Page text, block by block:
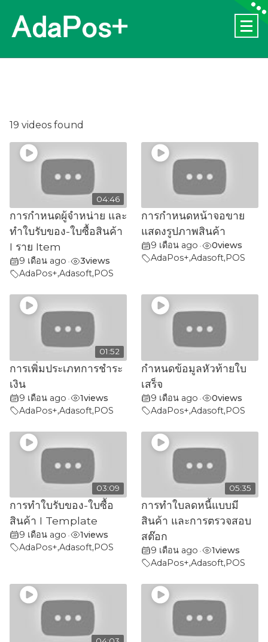
content
19 videos found
04:46
การกำหนดผู้จำหน่าย และ
ทำใบรับของ-ใบซื้อสินค้า
I ราย Item
9 เดือน ago • 3views
AdaPos+,Adasoft,POS
การกำหนดหน้าจอขาย
แสดงรูปภาพสินค้า
9 เดือน ago • 0views
AdaPos+,Adasoft,POS
01:52
การเพิ่มประเภทการชำระ
เงิน
9 เดือน ago • 1views
AdaPos+,Adasoft,POS
กำหนดข้อมูลหัวท้ายใบ
เสร็จ
9 เดือน ago • 0views
AdaPos+,Adasoft,POS
03:09
การทำใบรับของ-ใบซื้อ
สินค้า I Template
9 เดือน ago • 1views
AdaPos+,Adasoft,POS
05:35
การทำใบลดหนี้แบบมี
สินค้า และการตรวจสอบ
สต๊อก
9 เดือน ago • 1views
AdaPos+,Adasoft,POS